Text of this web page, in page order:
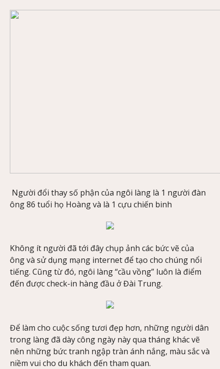
Người đổi thay số phận của ngôi làng là 1 người đàn
ông 86 tuổi họ Hoàng và là 1 cựu chiến binh
Không ít người đã tới đây chụp ảnh các bức vẽ của
ông và sử dụng mạng internet để tạo cho chúng nổi
tiếng. Cũng từ đó, ngôi làng “cầu vồng” luôn là điểm
đến được check-in hàng đầu ở Đài Trung.
Để làm cho cuộc sống tươi đẹp hơn, những người dân
trong làng đã dày công ngày này qua tháng khác vẽ
nên những bức tranh ngập tràn ánh nắng, màu sắc và
niềm vui cho du khách đến tham quan.